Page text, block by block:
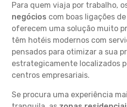
Para quem viaja por trabalho,
negócios com boas ligações
oferecem uma solução muito
têm hotéis modernos com
pensados para otimizar a sua
estrategicamente localizados
centros empresariais.
Se procura uma experiência